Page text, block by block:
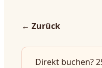
← Zurück
Direkt buchen?